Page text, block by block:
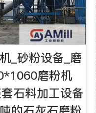
_砂粉设备_磨
磨粉机
石料加工设备